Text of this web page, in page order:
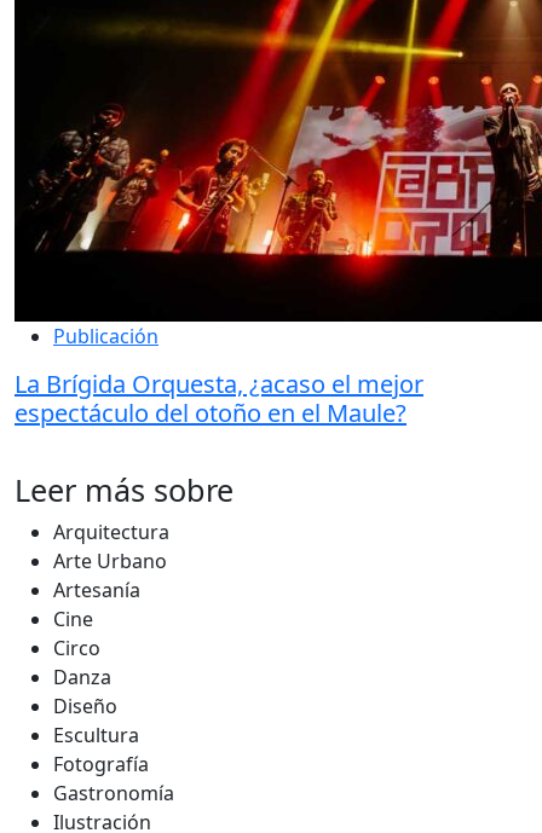
Publicación
La Brígida Orquesta, ¿acaso el mejor
espectáculo del otoño en el Maule?
Leer más sobre
Arquitectura
Arte Urbano
Artesanía
Cine
Circo
Danza
Diseño
Escultura
Fotografía
Gastronomía
Ilustración